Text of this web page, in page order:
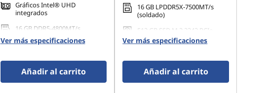
Gráficos Intel® UHD
integrados
16 GB DDR5-4800MT/s
(SODIMM)
Gen4 QLC
Ver más especificaciones
Añadir al carrito
16 GB LPDDR5X-7500MT/s
(soldado)
512 GB SSD M.2 2242 PCIe
Gen4 TLC
Ver más especificaciones
Añadir al carrito